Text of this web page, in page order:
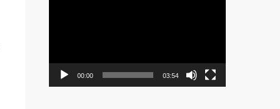
00:00 03:54